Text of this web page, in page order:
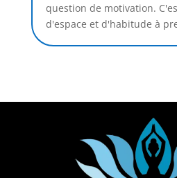
question de motivation.
d'espace et d'habitude à